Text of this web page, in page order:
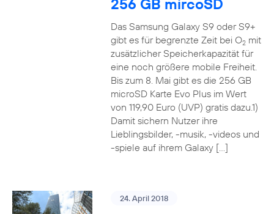
256 GB mircoSD
Das Samsung Galaxy S9 oder S9+
gibt es für begrenzte Zeit bei O2mit
zusätzlicher Speicherkapazität für
eine noch größere mobile Freiheit.
Bis zum 8. Mai gibt es die 256 GB
microSD Karte Evo Plus im Wert
von 119,90 Euro (UVP) gratis dazu.1)
Damit sichern Nutzer ihre
Lieblingsbilder, -musik, -videos und
-spiele auf ihrem Galaxy […]
24. April 2018